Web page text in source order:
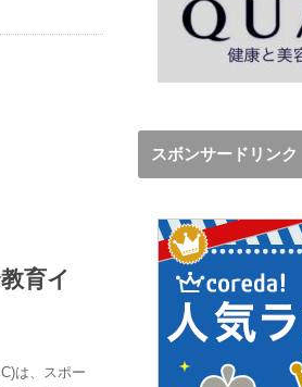
育イ
は、スポー
スボンサードリンク